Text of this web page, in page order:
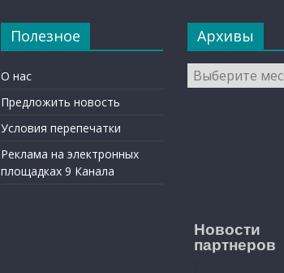
Полезное
О нас
Предложить новость
Условия перепечатки
Реклама на электронных
площадках 9 Канала
Архивы
Архивы
Новости
партнеров